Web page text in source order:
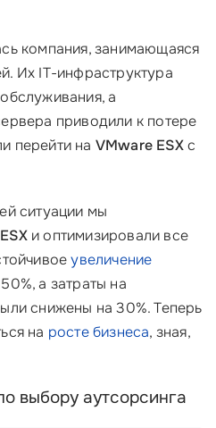
компания, занимающаяся
Их IT-инфраструктура
а
приводили к потере
перейти на VMware ESXс
ситуации мы
и оптимизировали все
увеличение
а затраты на
снижены на 30%. Теперь
на росте бизнеса, зная,
выбору аутсорсинга